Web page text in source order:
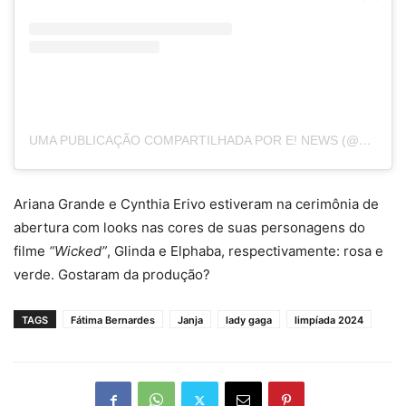
UMA PUBLICAÇÃO COMPARTILHADA POR E! NEWS (@ENEWS)
Ariana Grande e Cynthia Erivo estiveram na cerimônia de
abertura com looks nas cores de suas personagens do
filme “Wicked”, Glinda e Elphaba, respectivamente: rosa e
verde. Gostaram da produção?
TAGS Fátima Bernardes Janja lady gaga limpíada 2024